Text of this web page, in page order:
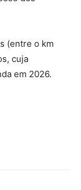
(entre o km
cuja
em 2026.